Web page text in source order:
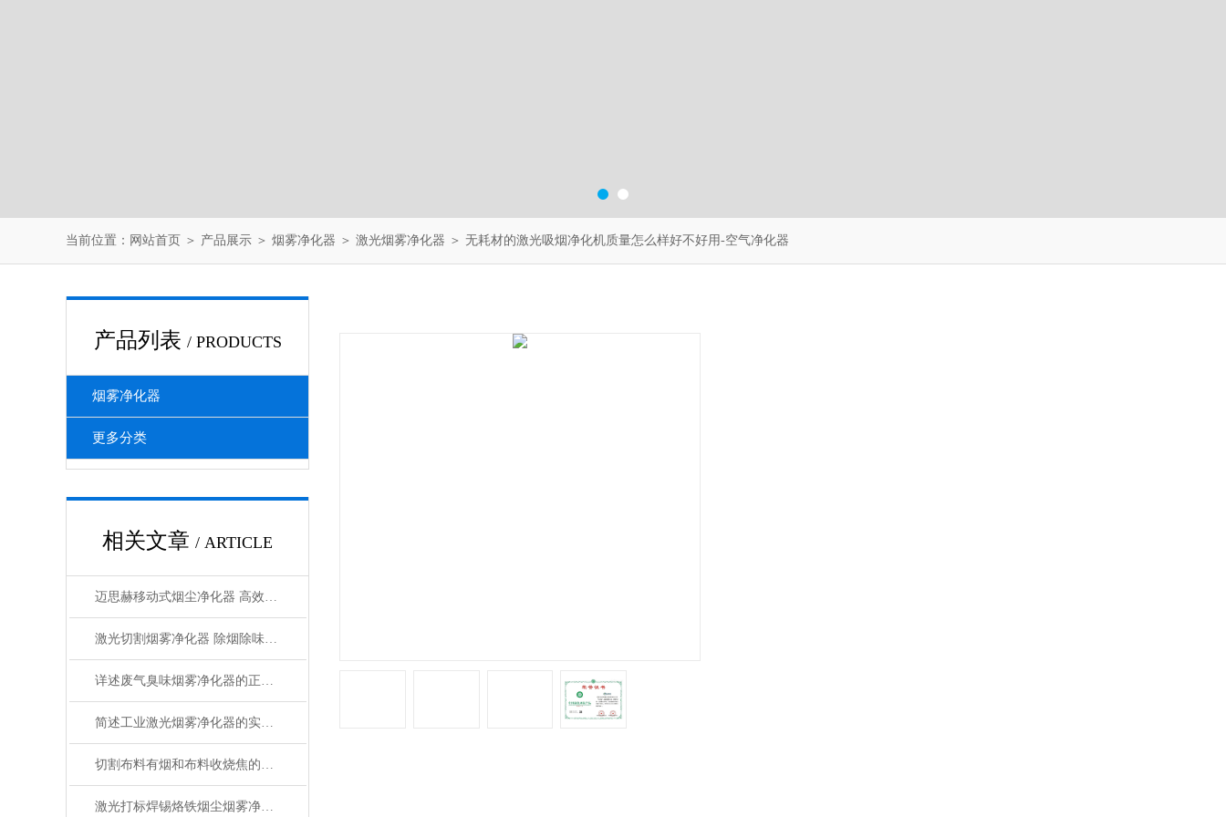
当前位置： 网站首页 ＞ 产品展示 ＞ 烟雾净化器 ＞ 激光烟雾净化器 ＞ 无耗材的激光吸烟净化机质量怎么样好不好用-空气净化器
产品列表 / PRODUCTS
烟雾净化器
更多分类
相关文章 / ARTICLE
迈思赫移动式烟尘净化器 高效HEPA过滤 低噪音静音设计 过环评认证 工厂直销
激光切割烟雾净化器 除烟除味环保
详述废气臭味烟雾净化器的正确操作使用方法
简述工业激光烟雾净化器的实用操作建议
切割布料有烟和布料收烧焦的味道怎么解决
激光打标焊锡烙铁烟尘烟雾净化器的作用-迈思赫烟雾净化器